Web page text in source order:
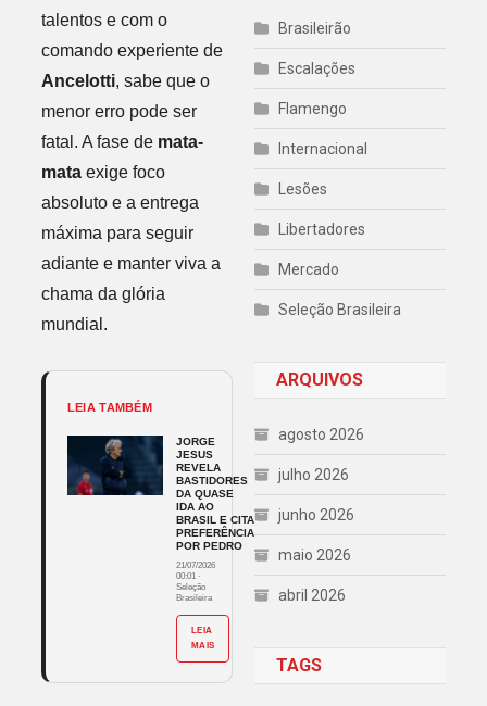
talentos e com o
comando experiente de
Ancelotti, sabe que o
menor erro pode ser
fatal. A fase de mata-
mataexige foco
absoluto e a entrega
máxima para seguir
adiante e manter viva a
chama da glória
mundial.
LEIA TAMBÉM
JORGE
JESUS
REVELA
BASTIDORES
DA QUASE
IDA AO
BRASIL E CITA
PREFERÊNCIA
POR PEDRO
21/07/2026
00:01 ·
Seleção
Brasileira
LEIA
MAIS
Brasileirão
Escalações
Flamengo
Internacional
Lesões
Libertadores
Mercado
Seleção Brasileira
ARQUIVOS
agosto 2026
julho 2026
junho 2026
maio 2026
abril 2026
TAGS